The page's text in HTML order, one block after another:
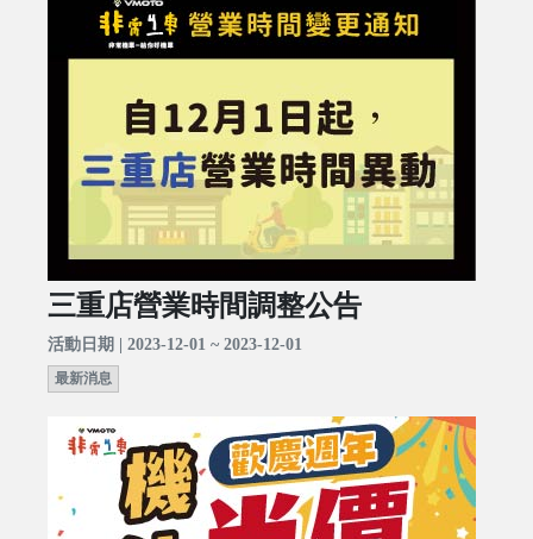
三重店營業時間調整公告
活動日期 | 2023-12-01 ~ 2023-12-01
最新消息